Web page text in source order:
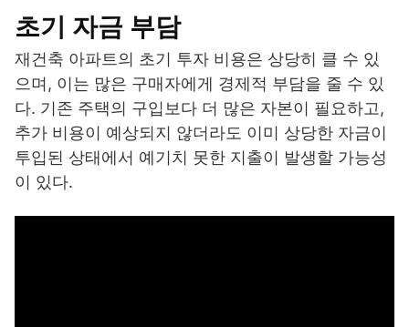
초기 자금 부담
재건축 아파트의 초기 투자 비용은 상당히 클 수 있
으며, 이는 많은 구매자에게 경제적 부담을 줄 수 있
다. 기존 주택의 구입보다 더 많은 자본이 필요하고,
추가 비용이 예상되지 않더라도 이미 상당한 자금이
투입된 상태에서 예기치 못한 지출이 발생할 가능성
이 있다.